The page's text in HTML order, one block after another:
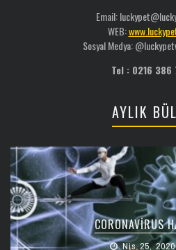
Email:
WEB:
Sosyal Medya:
Tel : 0216 386
AYLIK
CORONAVIRUS
Nis 25,